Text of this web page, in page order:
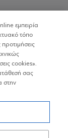
Τόπο
εμπειρία
τόπο
προτιμήσεις
cookies».
σας
στην